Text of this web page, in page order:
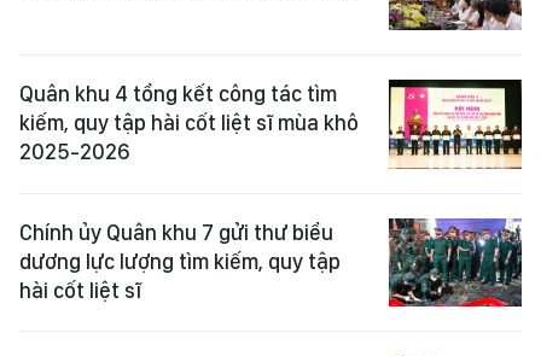
Quân khu 4 tổng kết công tác tìm
kiếm, quy tập hài cốt liệt sĩ mùa khô
2025-2026
Chính ủy Quân khu 7 gửi thư biểu
dương lực lượng tìm kiếm, quy tập
hài cốt liệt sĩ